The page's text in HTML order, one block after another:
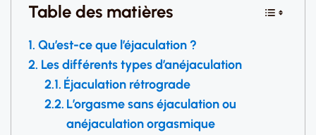
Table des matières
Qu’est-ce que l’éjaculation ?
Les différents types d’anéjaculation
Éjaculation rétrograde
L’orgasme sans éjaculation ou
anéjaculation orgasmique